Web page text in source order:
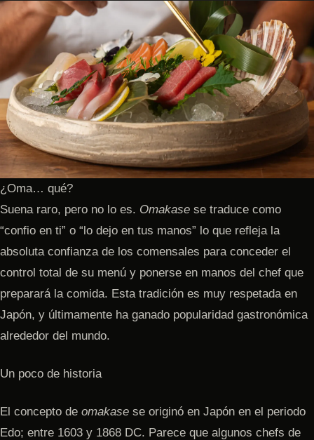
¿Oma… qué?
Suena raro, pero no lo es. Omakase se traduce como
“confio en ti” o “lo dejo en tus manos” lo que refleja la
absoluta confianza de los comensales para conceder el
control total de su menú y ponerse en manos del chef que
preparará la comida. Esta tradición es muy respetada en
Japón, y últimamente ha ganado popularidad gastronómica
alrededor del mundo.
Un poco de historia
El concepto de omakase se originó en Japón en el periodo
Edo; entre 1603 y 1868 DC. Parece que algunos chefs de